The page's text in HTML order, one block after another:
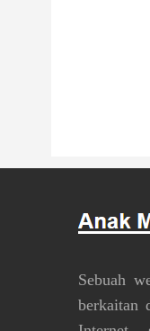
Sebuah
berkaitan